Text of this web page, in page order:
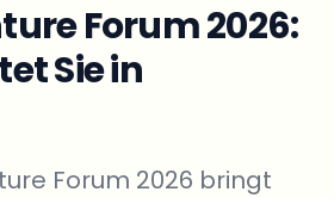
Forum 2026:
Sie in
Forum 2026 bringt